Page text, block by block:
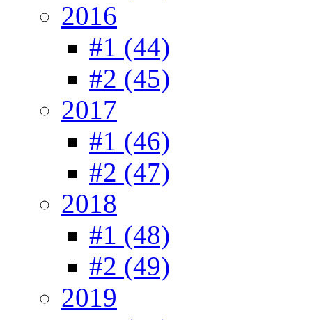
2016
#1 (44)
#2 (45)
2017
#1 (46)
#2 (47)
2018
#1 (48)
#2 (49)
2019